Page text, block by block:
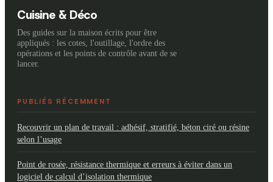
Cuisine & Déco
Des guides sur la maison écrits pour être
appliqués : les cotes, l'outillage, l'ordre des
opérations et les points de contrôle avant de se
lancer.
PUBLIÉS RÉCEMMENT
Recouvrir un plan de travail : adhésif, stratifié, béton ciré ou résine
selon l’usage
Point de rosée, résistance thermique et erreurs à éviter dans un
logiciel de calcul d’isolation thermique